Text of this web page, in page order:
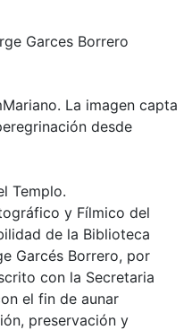
Garces Borrero
La imagen capta
desde
Templo.
y Fílmico del
de la Biblioteca
Garcés Borrero, por
con la Secretaria
el fin de aunar
preservación y